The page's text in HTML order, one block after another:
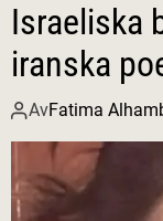
Israeliska
iranska
AvFatima